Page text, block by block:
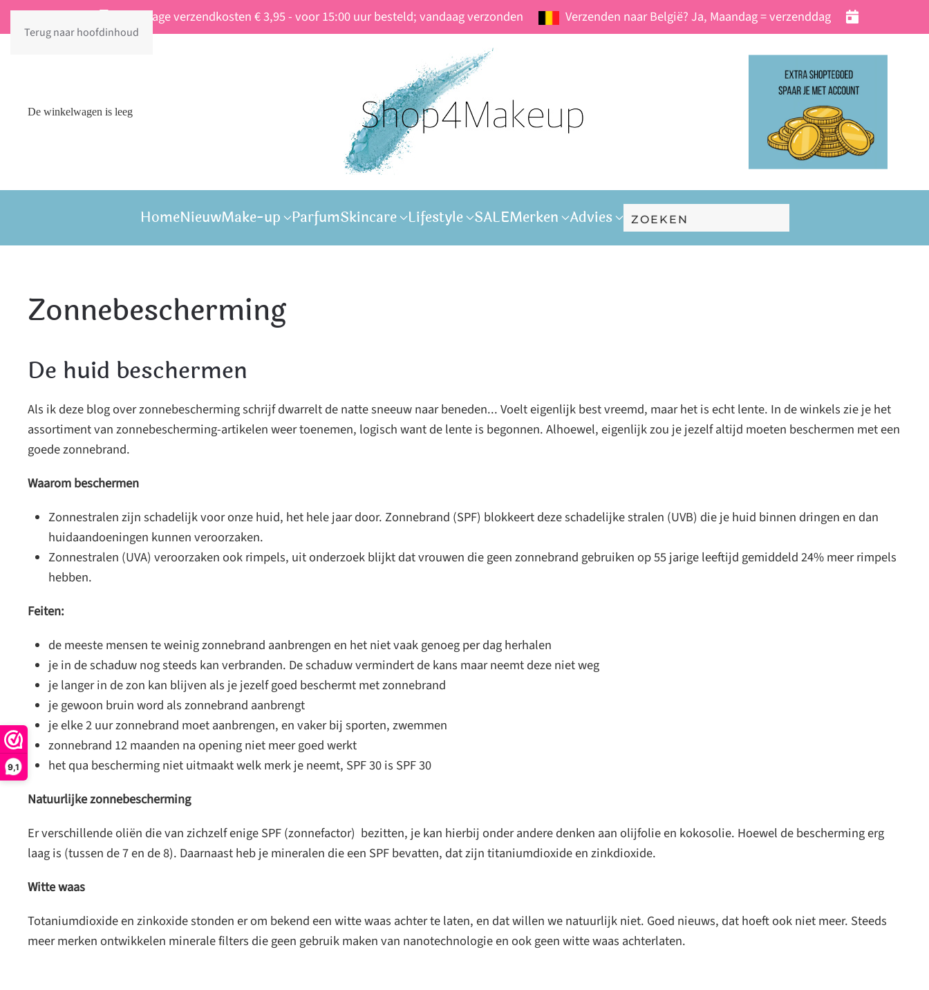
9,1
Terug naar hoofdinhoud
Vaste lage verzendkosten € 3,95 - voor 15:00 uur besteld; vandaag verzonden Verzenden naar België? Ja, Maandag = verzenddag
De winkelwagen is leeg
HomeNieuwMake-up ParfumSkincare Lifestyle SALEMerken Advies
Zonnebescherming
De huid beschermen
Als ik deze blog over zonnebescherming schrijf dwarrelt de natte sneeuw naar beneden... Voelt eigenlijk best vreemd, maar het is echt lente. In de winkels zie je het
assortiment van zonnebescherming-artikelen weer toenemen, logisch want de lente is begonnen. Alhoewel, eigenlijk zou je jezelf altijd moeten beschermen met een
goede zonnebrand.
Waarom beschermen
Zonnestralen zijn schadelijk voor onze huid, het hele jaar door. Zonnebrand (SPF) blokkeert deze schadelijke stralen (UVB) die je huid binnen dringen en dan
huidaandoeningen kunnen veroorzaken.
Zonnestralen (UVA) veroorzaken ook rimpels, uit onderzoek blijkt dat vrouwen die geen zonnebrand gebruiken op 55 jarige leeftijd gemiddeld 24% meer rimpels
hebben.
Feiten:
de meeste mensen te weinig zonnebrand aanbrengen en het niet vaak genoeg per dag herhalen
je in de schaduw nog steeds kan verbranden. De schaduw vermindert de kans maar neemt deze niet weg
je langer in de zon kan blijven als je jezelf goed beschermt met zonnebrand
je gewoon bruin word als zonnebrand aanbrengt
je elke 2 uur zonnebrand moet aanbrengen, en vaker bij sporten, zwemmen
zonnebrand 12 maanden na opening niet meer goed werkt
het qua bescherming niet uitmaakt welk merk je neemt, SPF 30 is SPF 30
Natuurlijke zonnebescherming
Er verschillende oliën die van zichzelf enige SPF (zonnefactor) bezitten, je kan hierbij onder andere denken aan olijfolie en kokosolie. Hoewel de bescherming erg
laag is (tussen de 7 en de 8). Daarnaast heb je mineralen die een SPF bevatten, dat zijn titaniumdioxide en zinkdioxide.
Witte waas
Totaniumdioxide en zinkoxide stonden er om bekend een witte waas achter te laten, en dat willen we natuurlijk niet. Goed nieuws, dat hoeft ook niet meer. Steeds
meer merken ontwikkelen minerale filters die geen gebruik maken van nanotechnologie en ook geen witte waas achterlaten.